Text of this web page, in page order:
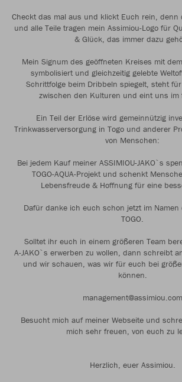
Checkt das mal aus und klickt Euch rein, denn
und alle Teile tragen mein Assimiou-Logo für
& Glück, das immer dazu
Mein Signum des geöffneten Kreises mit
symbolisiert und gleichzeitig gelebte
Schrittfolge beim Dribbeln spiegelt, steht
zwischen den Kulturen und eint uns im
Ein Teil der Erlöse wird gemeinnützig
Trinkwasserversorgung in Togo und anderer
von Menschen:
Bei jedem Kauf meiner ASSIMIOU-JAKO`s
TOGO-AQUA-Projekt und schenkt
Lebensfreude & Hoffnung für eine
Dafür danke ich euch schon jetzt im
TOGO.
Solltet ihr euch in einem größeren Team
A-JAKO`s erwerben zu wollen, dann schreibt
und wir schauen, was wir für euch bei
können.
management@assimiou.com
Besucht mich auf meiner Webseite und
mich sehr freuen, von euch zu
Herzlich, euer Assimiou.